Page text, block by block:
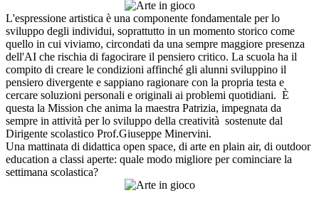
L'espressione artistica è una componente fondamentale per lo
sviluppo degli individui, soprattutto in un momento storico come
quello in cui viviamo, circondati da una sempre maggiore presenza
dell'AI che rischia di fagocirare il pensiero critico. La scuola ha il
compito di creare le condizioni affinché gli alunni sviluppino il
pensiero divergente e sappiano ragionare con la propria testa e
cercare soluzioni personali e originali ai problemi quotidiani. È
questa la Mission che anima la maestra Patrizia, impegnata da
sempre in attività per lo sviluppo della creatività sostenute dal
Dirigente scolastico Prof.Giuseppe Minervini.
Una mattinata di didattica open space, di arte en plain air, di outdoor
education a classi aperte: quale modo migliore per cominciare la
settimana scolastica?